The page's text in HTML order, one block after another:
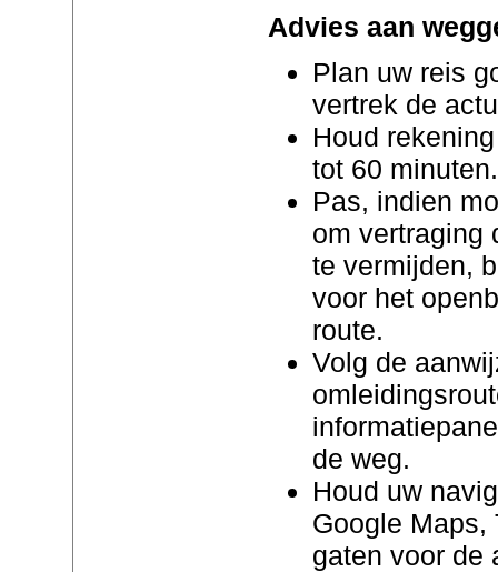
Advies aan
Plan uw reis
vertrek de
Houd
tot 60 minuten.
Pas, indien
om vertraging
te vermijden,
voor het
route.
Volg de
de weg.
Houd uw
Google Maps,
gaten voor de